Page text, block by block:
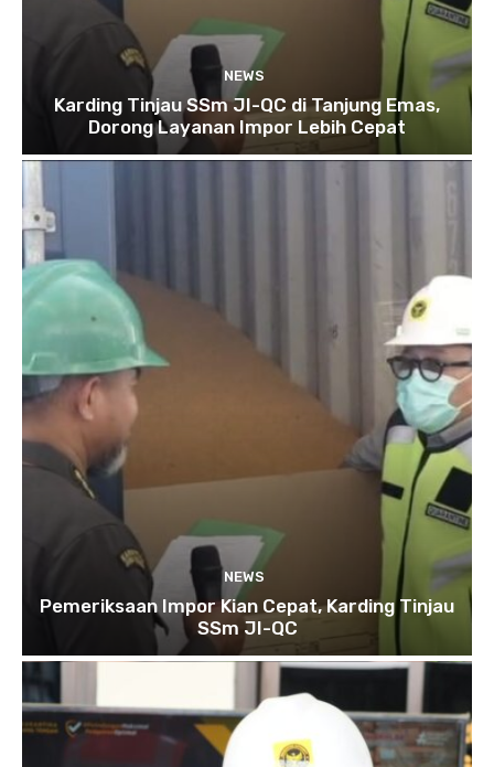
NEWS
Karding Tinjau SSm JI-QC di Tanjung Emas,
Dorong Layanan Impor Lebih Cepat
NEWS
Pemeriksaan Impor Kian Cepat, Karding Tinjau
SSm JI-QC